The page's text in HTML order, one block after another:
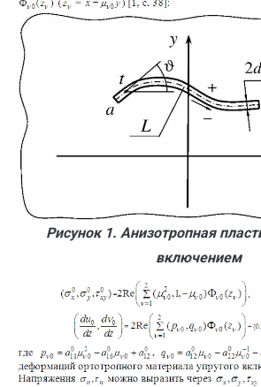
Рисунок 1. Анизотропная
включением